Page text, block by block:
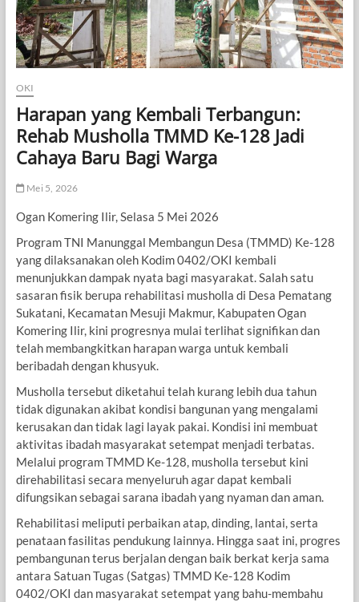
OKI
Harapan yang Kembali Terbangun:
Rehab Musholla TMMD Ke-128 Jadi
Cahaya Baru Bagi Warga
Mei 5, 2026
Ogan Komering Ilir, Selasa 5 Mei 2026
Program TNI Manunggal Membangun Desa (TMMD) Ke-128
yang dilaksanakan oleh Kodim 0402/OKI kembali
menunjukkan dampak nyata bagi masyarakat. Salah satu
sasaran fisik berupa rehabilitasi musholla di Desa Pematang
Sukatani, Kecamatan Mesuji Makmur, Kabupaten Ogan
Komering Ilir, kini progresnya mulai terlihat signifikan dan
telah membangkitkan harapan warga untuk kembali
beribadah dengan khusyuk.
Musholla tersebut diketahui telah kurang lebih dua tahun
tidak digunakan akibat kondisi bangunan yang mengalami
kerusakan dan tidak lagi layak pakai. Kondisi ini membuat
aktivitas ibadah masyarakat setempat menjadi terbatas.
Melalui program TMMD Ke-128, musholla tersebut kini
direhabilitasi secara menyeluruh agar dapat kembali
difungsikan sebagai sarana ibadah yang nyaman dan aman.
Rehabilitasi meliputi perbaikan atap, dinding, lantai, serta
penataan fasilitas pendukung lainnya. Hingga saat ini, progres
pembangunan terus berjalan dengan baik berkat kerja sama
antara Satuan Tugas (Satgas) TMMD Ke-128 Kodim
0402/OKI dan masyarakat setempat yang bahu-membahu